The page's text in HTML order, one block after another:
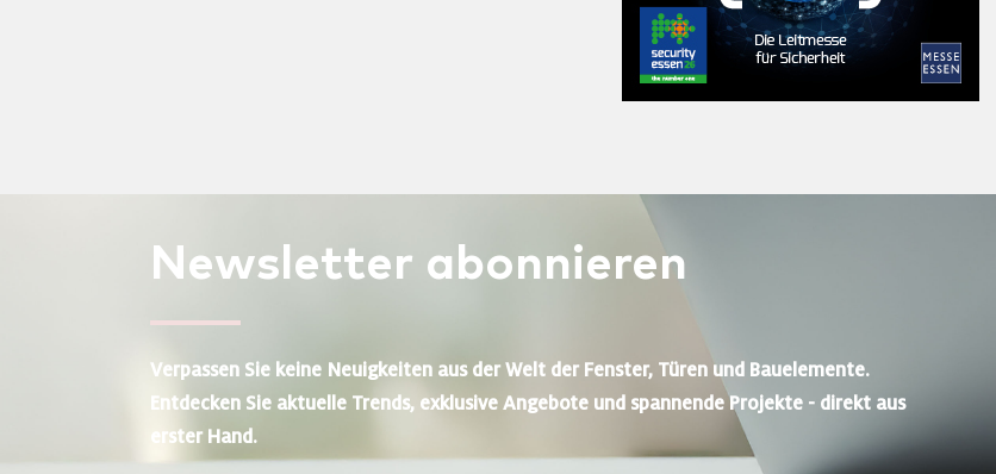
Newsletter abonnieren
Verpassen Sie keine Neuigkeiten aus der Welt der Fenster, Türen und Bauelemente.
Entdecken Sie aktuelle Trends, exklusive Angebote und spannende Projekte - direkt aus
erster Hand.